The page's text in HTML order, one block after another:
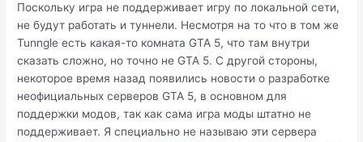
Поскольку игра не поддерживает игру по локальной сети,
не будут работать и туннели. Несмотря на то что в том же
Tunngle есть какая-то комната GTA 5, что там внутри
сказать сложно, но точно не GTA 5. С другой стороны,
некоторое время назад появились новости о разработке
неофициальных серверов GTA 5, в основном для
поддержки модов, так как сама игра моды штатно не
поддерживает. Я специально не называю эти сервера